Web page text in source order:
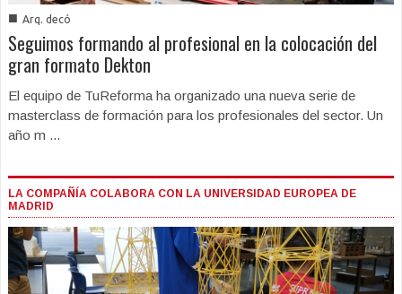
■ Arq. decó
Seguimos formando al profesional en la colocación del
gran formato Dekton
El equipo de TuReforma ha organizado una nueva serie de
masterclass de formación para los profesionales del sector. Un
año m ...
LA COMPAÑÍA COLABORA CON LA UNIVERSIDAD EUROPEA DE
MADRID